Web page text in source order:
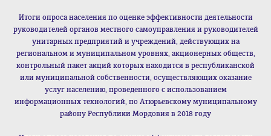
Итоги опроса населения по оценке эффективности деятельности
руководителей органов местного самоуправления и руководителей
унитарных предприятий и учреждений, действующих на
региональном и муниципальном уровнях, акционерных обществ,
контрольный пакет акций которых находится в республиканской
или муниципальной собственности, осуществляющих оказание
услуг населению, проведенного с использованием
информационных технологий, по Атюрьевскому муниципальному
району Республики Мордовия в 2018 году